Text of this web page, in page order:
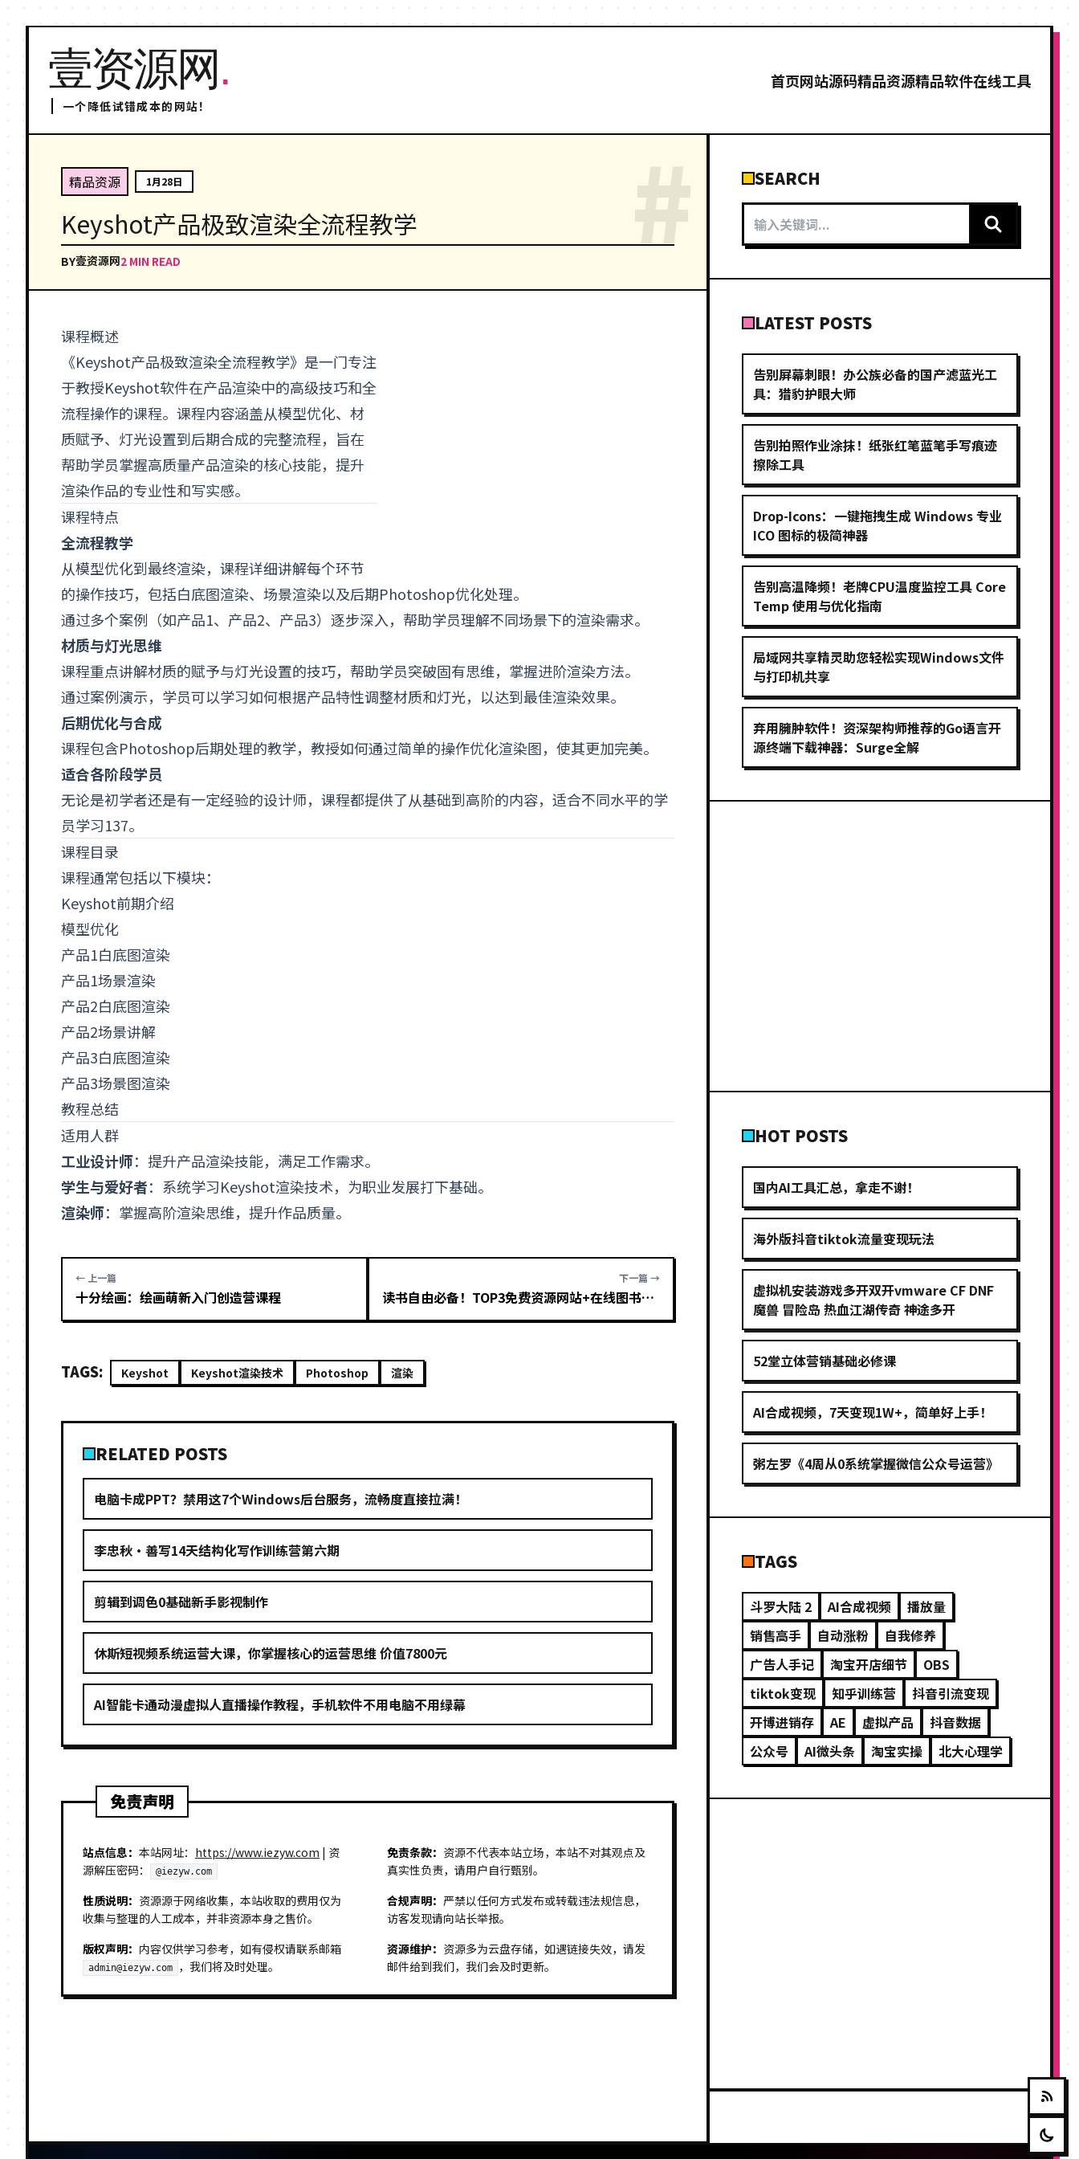
壹资源网.
一个降低试错成本的网站！
首页网站源码精品资源精品软件在线工具
#
精品资源 1月28日
Keyshot产品极致渲染全流程教学
BY壹资源网2 MIN READ
课程概述
《Keyshot产品极致渲染全流程教学》是一门专注
于教授Keyshot软件在产品渲染中的高级技巧和全
流程操作的课程。课程内容涵盖从模型优化、材
质赋予、灯光设置到后期合成的完整流程，旨在
帮助学员掌握高质量产品渲染的核心技能，提升
渲染作品的专业性和写实感。
课程特点
全流程教学
从模型优化到最终渲染，课程详细讲解每个环节
的操作技巧，包括白底图渲染、场景渲染以及后期Photoshop优化处理。
通过多个案例（如产品1、产品2、产品3）逐步深入，帮助学员理解不同场景下的渲染需求。
材质与灯光思维
课程重点讲解材质的赋予与灯光设置的技巧，帮助学员突破固有思维，掌握进阶渲染方法。
通过案例演示，学员可以学习如何根据产品特性调整材质和灯光，以达到最佳渲染效果。
后期优化与合成
课程包含Photoshop后期处理的教学，教授如何通过简单的操作优化渲染图，使其更加完美。
适合各阶段学员
无论是初学者还是有一定经验的设计师，课程都提供了从基础到高阶的内容，适合不同水平的学
员学习137。
课程目录
课程通常包括以下模块：
Keyshot前期介绍
模型优化
产品1白底图渲染
产品1场景渲染
产品2白底图渲染
产品2场景讲解
产品3白底图渲染
产品3场景图渲染
教程总结
适用人群
工业设计师：提升产品渲染技能，满足工作需求。
学生与爱好者：系统学习Keyshot渲染技术，为职业发展打下基础。
渲染师：掌握高阶渲染思维，提升作品质量。
← 上一篇
十分绘画：绘画萌新入门创造营课程
下一篇 →
读书自由必备！TOP3免费资源网站+在线图书转换工具推荐
TAGS: Keyshot Keyshot渲染技术 Photoshop 渲染
RELATED POSTS
电脑卡成PPT？禁用这7个Windows后台服务，流畅度直接拉满！
李忠秋·善写14天结构化写作训练营第六期
剪辑到调色0基础新手影视制作
休斯短视频系统运营大课，你掌握核心的运营思维 价值7800元
AI智能卡通动漫虚拟人直播操作教程，手机软件不用电脑不用绿幕
免责声明
站点信息： 本站网址： https://www.iezyw.com | 资
源解压密码：
@iezyw.com
性质说明： 资源源于网络收集，本站收取的费用仅为
收集与整理的人工成本，并非资源本身之售价。
版权声明： 内容仅供学习参考，如有侵权请联系邮箱
admin@iezyw.com ，我们将及时处理。
免责条款： 资源不代表本站立场，本站不对其观点及
真实性负责，请用户自行甄别。
合规声明： 严禁以任何方式发布或转载违法规信息，
访客发现请向站长举报。
资源维护： 资源多为云盘存储，如遇链接失效，请发
邮件给到我们，我们会及时更新。
SEARCH
LATEST POSTS
告别屏幕刺眼！办公族必备的国产滤蓝光工
具：猎豹护眼大师
告别拍照作业涂抹！纸张红笔蓝笔手写痕迹
擦除工具
Drop-Icons：一键拖拽生成 Windows 专业
ICO 图标的极简神器
告别高温降频！老牌CPU温度监控工具 Core
Temp 使用与优化指南
局域网共享精灵助您轻松实现Windows文件
与打印机共享
弃用臃肿软件！资深架构师推荐的Go语言开
源终端下载神器：Surge全解
HOT POSTS
国内AI工具汇总，拿走不谢！
海外版抖音tiktok流量变现玩法
虚拟机安装游戏多开双开vmware CF DNF
魔兽 冒险岛 热血江湖传奇 神途多开
52堂立体营销基础必修课
AI合成视频，7天变现1W+，简单好上手！
粥左罗《4周从0系统掌握微信公众号运营》
TAGS
斗罗大陆 2 AI合成视频
播放量
销售高手
自动涨粉
自我修养
广告人手记
淘宝开店细节
OBS
tiktok变现
知乎训练营
抖音引流变现
开博进销存
AE 虚拟产品
抖音数据
公众号
AI微头条 淘宝实操 北大心理学